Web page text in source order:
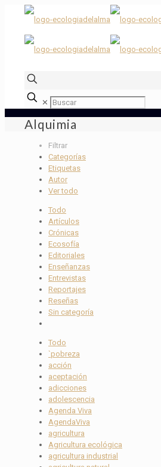
✕
Alquimia
Filtrar
Categorías
Etiquetas
Autor
Ver todo
Todo
Artículos
Crónicas
Ecosofía
Editoriales
Enseñanzas
Entrevistas
Reportajes
Reseñas
Sin categoría
Todo
`pobreza
acción
aceptación
adicciones
adolescencia
Agenda Viva
AgendaViva
agricultura
Agricultura ecológica
agricultura industrial